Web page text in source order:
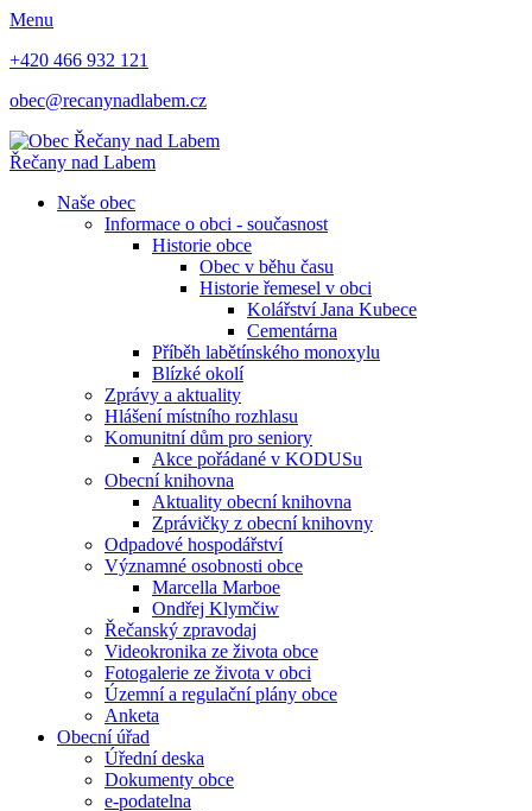
Menu
+420 466 932 121
obec@recanynadlabem.cz
Řečany nad Labem
Naše obec
Informace o obci - současnost
Historie obce
Obec v běhu času
Historie řemesel v obci
Kolářství Jana Kubece
Cementárna
Příběh labětínského monoxylu
Blízké okolí
Zprávy a aktuality
Hlášení místního rozhlasu
Komunitní dům pro seniory
Akce pořádané v KODUSu
Obecní knihovna
Aktuality obecní knihovna
Zprávičky z obecní knihovny
Odpadové hospodářství
Významné osobnosti obce
Marcella Marboe
Ondřej Klymčiw
Řečanský zpravodaj
Videokronika ze života obce
Fotogalerie ze života v obci
Územní a regulační plány obce
Anketa
Obecní úřad
Úřední deska
Dokumenty obce
e-podatelna